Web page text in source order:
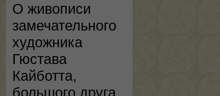
О живописи
замечательного
художника
Гюстава
Кайботта,
большого друга